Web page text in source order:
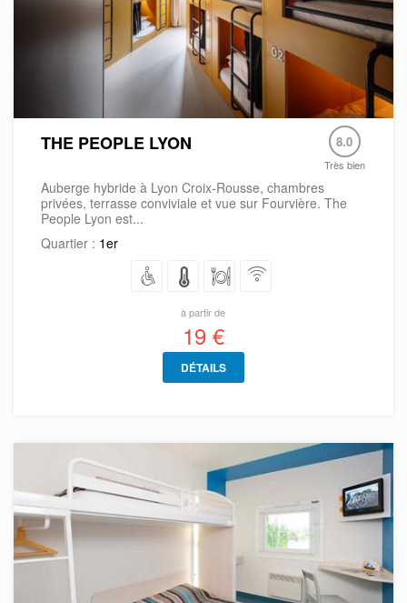
THE PEOPLE LYON 8.0
Très bien
Auberge hybride à Lyon Croix-Rousse, chambres
privées, terrasse conviviale et vue sur Fourvière. The
People Lyon est...
Quartier : 1er
à partir de
19 €
DÉTAILS